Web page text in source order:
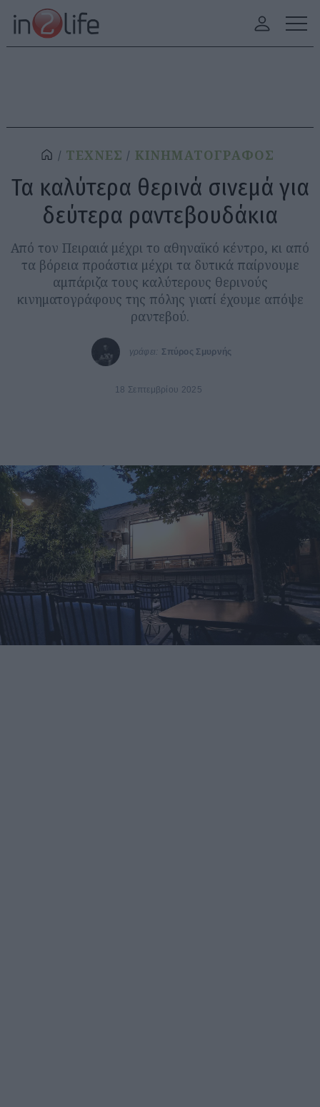
ΤΕΧΝΕΣ ΚΙΝΗΜΑΤΟΓΡΑΦΟΣ
Τα καλύτερα θερινά σινεμά για
δεύτερα ραντεβουδάκια
Από τον Πειραιά μέχρι το αθηναϊκό κέντρο, κι από
τα βόρεια προάστια μέχρι τα δυτικά παίρνουμε
αμπάριζα τους καλύτερους θερινούς
κινηματογράφους της πόλης γιατί έχουμε απόψε
ραντεβού.
γράφει: Σπύρος Σμυρνής
18 Σεπτεμβρίου 2025